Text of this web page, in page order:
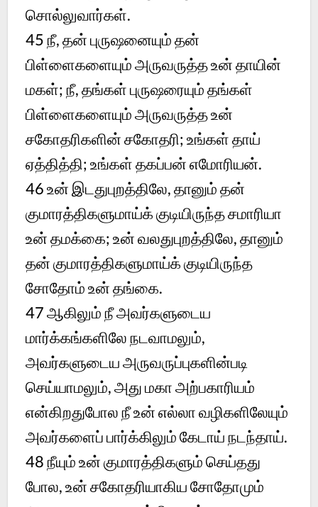
சொல்லுவார்கள்.
45 நீ, தன் புருஷனையும் தன்
பிள்ளைகளையும் அருவருத்த உன் தாயின்
மகள்; நீ, தங்கள் புருஷரையும் தங்கள்
பிள்ளைகளையும் அருவருத்த உன்
சகோதரிகளின் சகோதரி; உங்கள் தாய்
ஏத்தித்தி; உங்கள் தகப்பன் எமோரியன்.
46 உன் இடதுபுறத்திலே, தானும் தன்
குமாரத்திகளுமாய்க் குடியிருந்த சமாரியா
உன் தமக்கை; உன் வலதுபுறத்திலே, தானும்
தன் குமாரத்திகளுமாய்க் குடியிருந்த
சோதோம் உன் தங்கை.
47 ஆகிலும் நீ அவர்களுடைய
மார்க்கங்களிலே நடவாமலும்,
அவர்களுடைய அருவருப்புகளின்படி
செய்யாமலும், அது மகா அற்பகாரியம்
என்கிறதுபோல நீ உன் எல்லா வழிகளிலேயும்
அவர்களைப் பார்க்கிலும் கேடாய் நடந்தாய்.
48 நீயும் உன் குமாரத்திகளும் செய்தது
போல, உன் சகோதரியாகிய சோதோமும்